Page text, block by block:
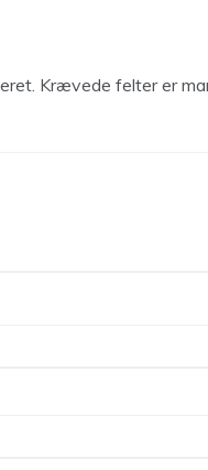
Krævede felter er